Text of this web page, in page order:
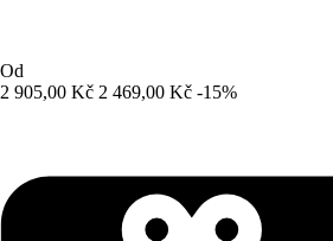
Od
2 905,00 Kč 2 469,00 Kč -15%